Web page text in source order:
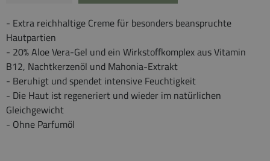
- Extra reichhaltige Creme für besonders beanspruchte
Hautpartien
- 20% Aloe Vera-Gel und ein Wirkstoffkomplex aus Vitamin
B12, Nachtkerzenöl und Mahonia-Extrakt
- Beruhigt und spendet intensive Feuchtigkeit
- Die Haut ist regeneriert und wieder im natürlichen
Gleichgewicht
- Ohne Parfumöl